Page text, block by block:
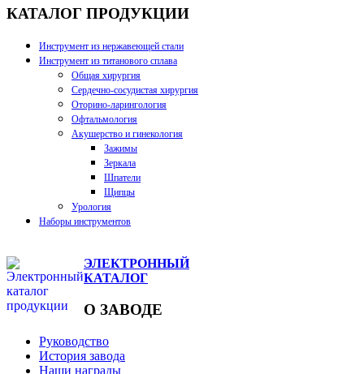
КАТАЛОГ ПРОДУКЦИИ
Инструмент из нержавеющей стали
Инструмент из титанового сплава
Общая хирургия
Сердечно-сосудистая хирургия
Оторино-ларингология
Офтальмология
Акушерство и гинекология
Зажимы
Зеркала
Шпатели
Щипцы
Урология
Наборы инструментов
ЭЛЕКТРОННЫЙ
КАТАЛОГ
О ЗАВОДЕ
Руководство
История завода
Наши награды